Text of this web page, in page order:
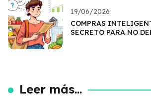
19/06/2026
COMPRAS
SECRETO PARA NO
Leer más...